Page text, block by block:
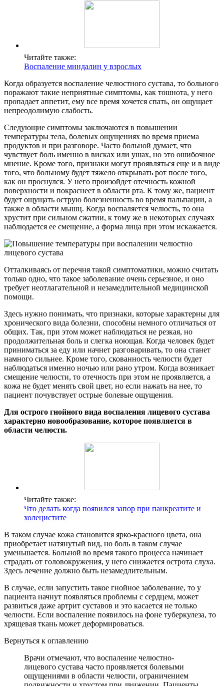
Читайте также:
Воспаление миндалин у взрослых
Когда образуется воспаление челюстного сустава, то больного
поражают такие неприятные симптомы, как тошнота, у него
пропадает аппетит, ему все время хочется спать, он ощущает
непреодолимую слабость.
Следующие симптомы заключаются в повышении
температуры тела, болевых ощущениях во время приема
продуктов и при разговоре. Часто больной думает, что
чувствует боль именно в висках или ушах, но это ошибочное
мнение. Кроме того, признаки могут проявляться еще и в виде
того, что больному будет тяжело открывать рот после того,
как он проснулся. У него произойдет отечность кожной
поверхности и покраснеет в области рта. К тому же, пациент
будет ощущать острую болезненность во время пальпации, а
также в области мышц. Когда воспаляется челюсть, то она
хрустит при сильном сжатии, к тому же в некоторых случаях
наблюдается ее смещение, а форма лица при этом искажается.
Отталкиваясь от перечня такой симптоматики, можно считать
только одно, что такое заболевание очень серьезное, и оно
требует неотлагательной и незамедлительной медицинской
помощи.
Здесь нужно понимать, что признаки, которые характерны для
хронического вида болезни, способны немного отличаться от
общих. Так, при этом может наблюдаться не резкая, но
продолжительная боль и слегка ноющая. Когда человек будет
приниматься за еду или начнет разговаривать, то она станет
намного сильнее. Кроме того, скованность челюсти будет
наблюдаться именно ночью или рано утром. Когда возникает
смещение челюсти, то отечность при этом не проявляется, а
кожа не будет менять свой цвет, но если нажать на нее, то
пациент почувствует острые болевые ощущения.
Для острого гнойного вида воспаления лицевого сустава
характерно новообразование, которое появляется в
области челюсти.
Читайте также:
Что делать когда появился запор при панкреатите и
холецистите
В таком случае кожа становится ярко-красного цвета, она
приобретает натянутый вид, но боль в таком случае
уменьшается. Больной во время такого процесса начинает
страдать от головокружения, у него снижается острота слуха.
Здесь лечение должно быть незамедлительным.
В случае, если запустить такое гнойное заболевание, то у
пациента начнут появляться проблемы с сердцем, может
развиться даже артрит суставов и это касается не только
челюсти. Если воспаление появилось на фоне туберкулеза, то
хрящевая ткань может деформироваться.
Вернуться к оглавлению
Врачи отмечают, что воспаление челюстно-
лицевого сустава часто проявляется болевыми
ощущениями в области челюсти, ограничением